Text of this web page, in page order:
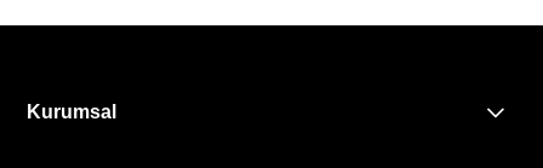
Kurumsal